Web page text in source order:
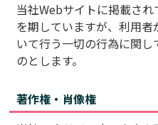
当社Webサイトに掲載さ
を期していますが、利用
いて行う一切の行為に関
のとします。
著作権・肖像権